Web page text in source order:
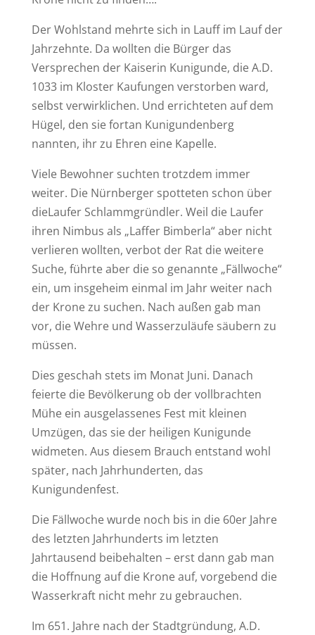
Der Wohlstand mehrte sich in Lauff im Lauf der
Jahrzehnte. Da wollten die Bürger das
Versprechen der Kaiserin Kunigunde, die A.D.
1033 im Kloster Kaufungen verstorben ward,
selbst verwirklichen. Und errichteten auf dem
Hügel, den sie fortan Kunigundenberg
nannten, ihr zu Ehren eine Kapelle.
Viele Bewohner suchten trotzdem immer
weiter. Die Nürnberger spotteten schon über
dieLaufer Schlammgründler. Weil die Laufer
ihren Nimbus als „Laffer Bimberla“ aber nicht
verlieren wollten, verbot der Rat die weitere
Suche, führte aber die so genannte „Fällwoche“
ein, um insgeheim einmal im Jahr weiter nach
der Krone zu suchen. Nach außen gab man
vor, die Wehre und Wasserzuläufe säubern zu
müssen.
Dies geschah stets im Monat Juni. Danach
feierte die Bevölkerung ob der vollbrachten
Mühe ein ausgelassenes Fest mit kleinen
Umzügen, das sie der heiligen Kunigunde
widmeten. Aus diesem Brauch entstand wohl
später, nach Jahrhunderten, das
Kunigundenfest.
Die Fällwoche wurde noch bis in die 60er Jahre
des letzten Jahrhunderts im letzten
Jahrtausend beibehalten – erst dann gab man
die Hoffnung auf die Krone auf, vorgebend die
Wasserkraft nicht mehr zu gebrauchen.
Im 651. Jahre nach der Stadtgründung, A.D.